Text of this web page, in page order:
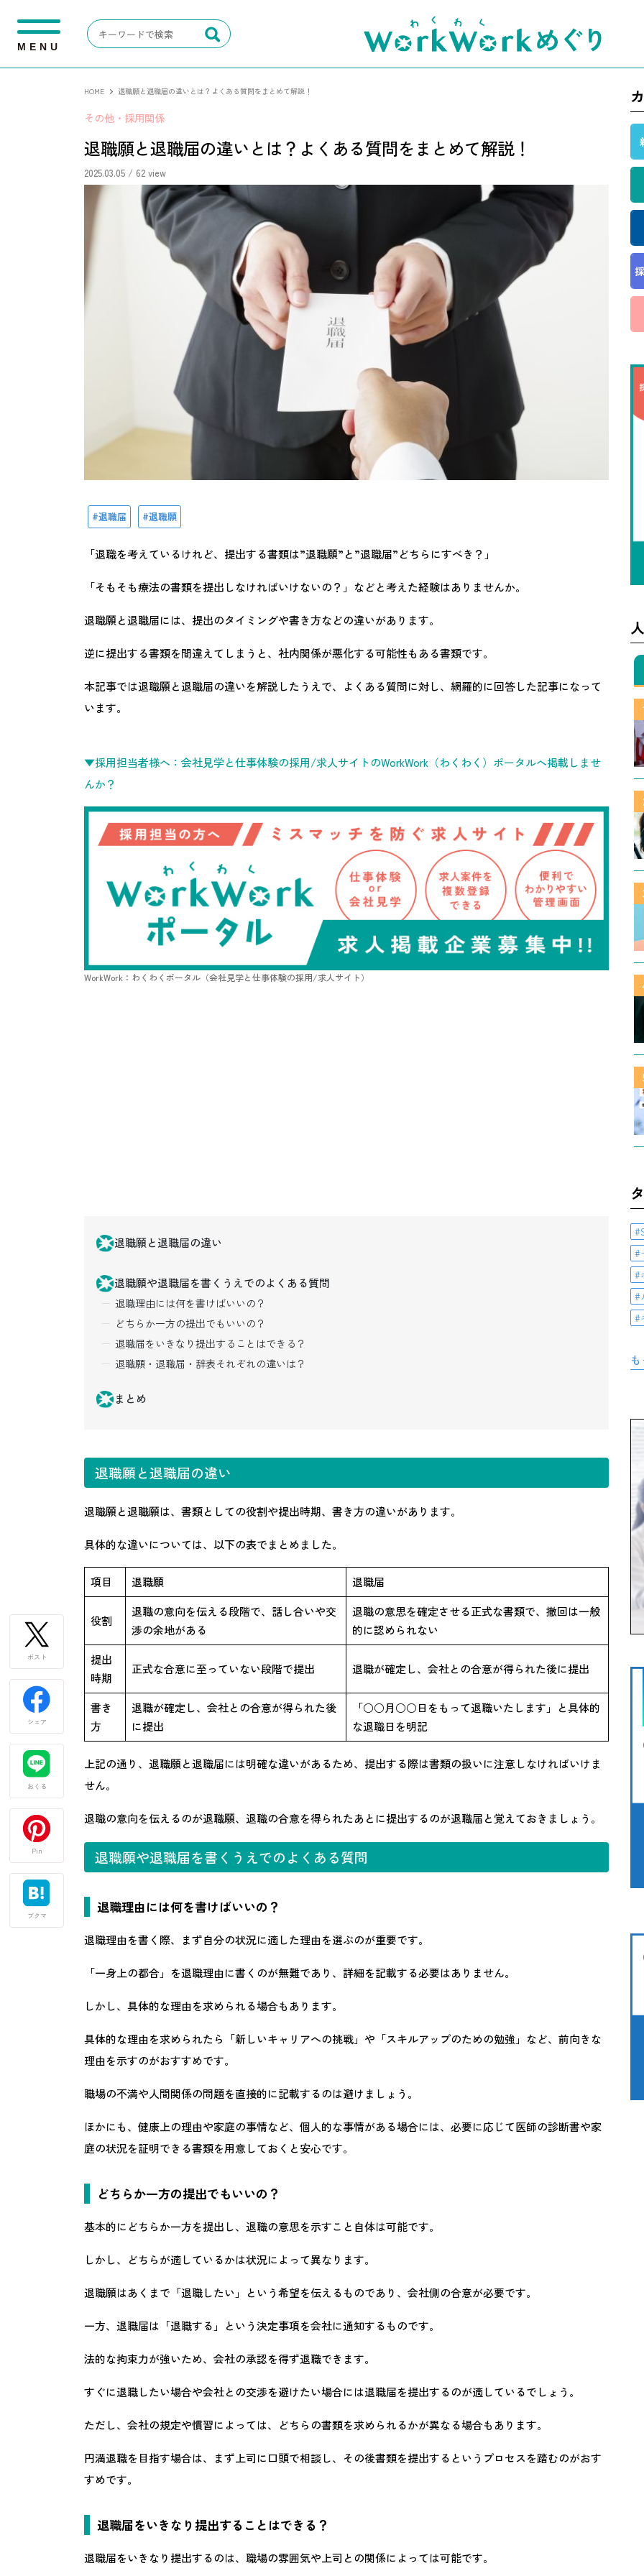
M E N U
HOME 退職願と退職届の違いとは？よくある質問をまとめて解説！
その他・採用関係
退職願と退職届の違いとは？よくある質問をまとめて解説！
2025.03.05 / 62 view
退職届 退職願
「退職を考えているけれど、提出する書類は”退職願”と”退職届”どちらにすべき？」
「そもそも療法の書類を提出しなければいけないの？」などと考えた経験はありませんか。
退職願と退職届には、提出のタイミングや書き方などの違いがあります。
逆に提出する書類を間違えてしまうと、社内関係が悪化する可能性もある書類です。
本記事では退職願と退職届の違いを解説したうえで、よくある質問に対し、網羅的に回答した記事になって
います。
▼採用担当者様へ：会社見学と仕事体験の採用/求人サイトのWorkWork（わくわく）ポータルへ掲載しませ
んか？
WorkWork：わくわくポータル（会社見学と仕事体験の採用/求人サイト）
退職願と退職届の違い
退職願や退職届を書くうえでのよくある質問
退職理由には何を書けばいいの？
どちらか一方の提出でもいいの？
退職届をいきなり提出することはできる？
退職願・退職届・辞表それぞれの違いは？
まとめ
退職願と退職届の違い
退職願と退職願は、書類としての役割や提出時期、書き方の違いがあります。
具体的な違いについては、以下の表でまとめました。
項目 退職願 退職届
役割
退職の意向を伝える段階で、話し合いや交
渉の余地がある
退職の意思を確定させる正式な書類で、撤回は一般
的に認められない
提出
時期
正式な合意に至っていない段階で提出 退職が確定し、会社との合意が得られた後に提出
書き
方
退職が確定し、会社との合意が得られた後
に提出
「○○月○○日をもって退職いたします」と具体的
な退職日を明記
上記の通り、退職願と退職届には明確な違いがあるため、提出する際は書類の扱いに注意しなければいけま
せん。
退職の意向を伝えるのが退職願、退職の合意を得られたあとに提出するのが退職届と覚えておきましょう。
退職願や退職届を書くうえでのよくある質問
退職理由には何を書けばいいの？
退職理由を書く際、まず自分の状況に適した理由を選ぶのが重要です。
「一身上の都合」を退職理由に書くのが無難であり、詳細を記載する必要はありません。
しかし、具体的な理由を求められる場合もあります。
具体的な理由を求められたら「新しいキャリアへの挑戦」や「スキルアップのための勉強」など、前向きな
理由を示すのがおすすめです。
職場の不満や人間関係の問題を直接的に記載するのは避けましょう。
ほかにも、健康上の理由や家庭の事情など、個人的な事情がある場合には、必要に応じて医師の診断書や家
庭の状況を証明できる書類を用意しておくと安心です。
どちらか一方の提出でもいいの？
基本的にどちらか一方を提出し、退職の意思を示すこと自体は可能です。
しかし、どちらが適しているかは状況によって異なります。
退職願はあくまで「退職したい」という希望を伝えるものであり、会社側の合意が必要です。
一方、退職届は「退職する」という決定事項を会社に通知するものです。
法的な拘束力が強いため、会社の承認を得ず退職できます。
すぐに退職したい場合や会社との交渉を避けたい場合には退職届を提出するのが適しているでしょう。
ただし、会社の規定や慣習によっては、どちらの書類を求められるかが異なる場合もあります。
円満退職を目指す場合は、まず上司に口頭で相談し、その後書類を提出するというプロセスを踏むのがおす
すめです。
退職届をいきなり提出することはできる？
退職届をいきなり提出するのは、職場の雰囲気や上司との関係によっては可能です。
ポスト
シェア
おくる
Pin
ブクマ